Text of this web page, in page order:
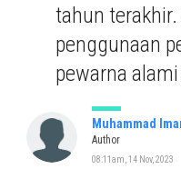
tahun
penggunaan
pewarna
Muhammad
Author
08:11am, 14 Nov, 2023